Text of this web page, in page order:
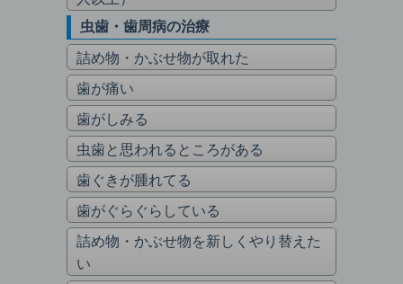
虫歯・歯周病の治療
詰め物・かぶせ物が取れた
歯が痛い
歯がしみる
虫歯と思われるところがある
歯ぐきが腫れてる
歯がぐらぐらしている
詰め物・かぶせ物を新しくやり替えた
い